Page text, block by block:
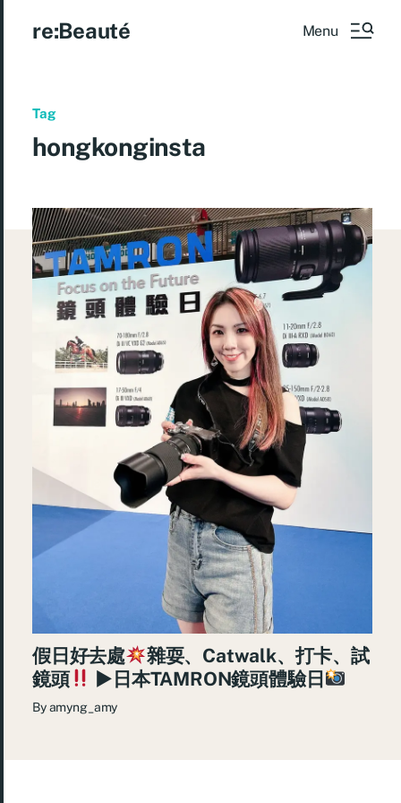
re:Beauté Menu
Tag
hongkonginsta
假日好去處
雜耍、Catwalk、打卡、試
鏡頭
►日本TAMRON鏡頭體驗日
Byamyng_amy